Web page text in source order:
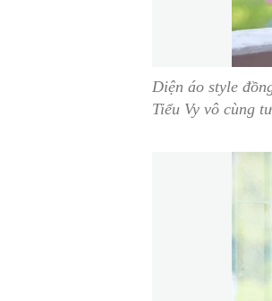
Diện áo style
Tiểu Vy vô cùng